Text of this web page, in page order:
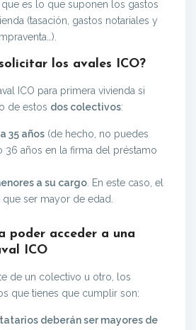
que es lo que suponen los gastos
(tasación, gastos notariales y
los avales ICO?
ICO para primera vivienda si
de estos dos colectivos:
35 años (de hecho, no puedes
36 años en la firma del préstamo
a su cargo. En este caso, el
ser mayor de edad.
poder acceder a una
ICO
de un colectivo u otro, los
que tienes que cumplir son:
deberán ser mayores de